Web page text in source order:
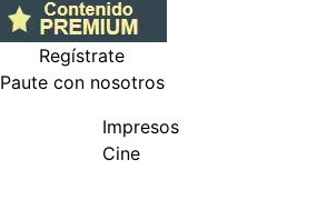
Regístrate
Paute con nosotros
Impresos
Cine